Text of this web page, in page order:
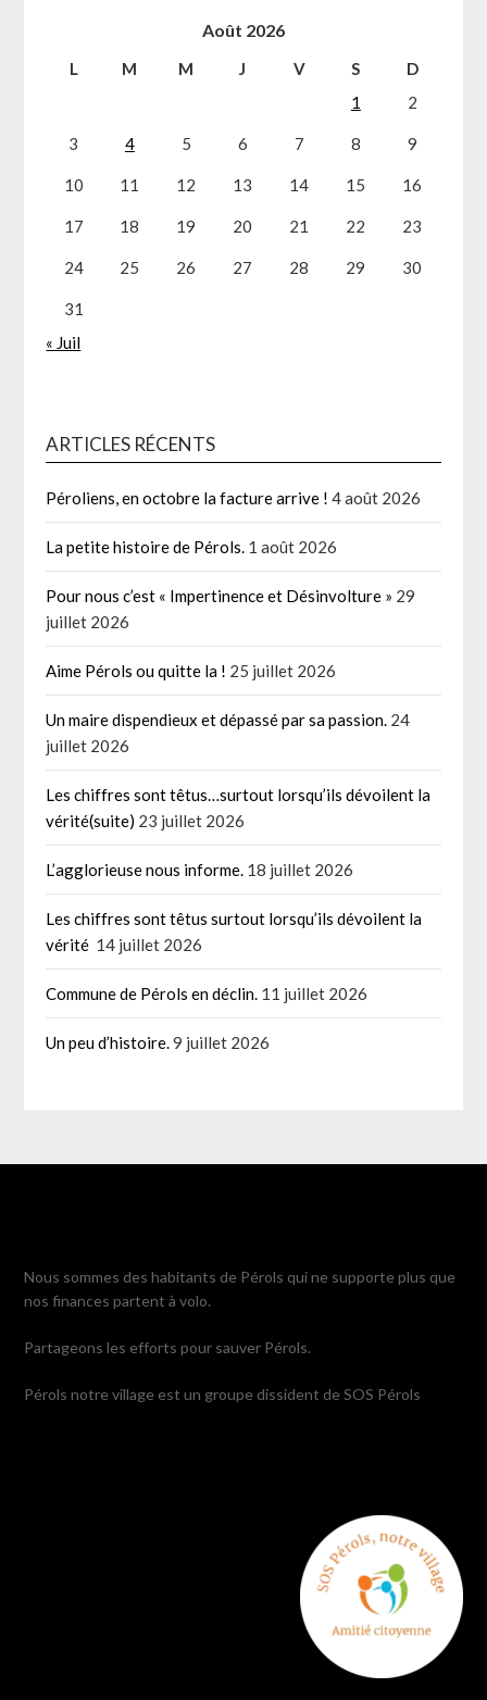
Août 2026
L M M J V S
D
1
2
3 4 5 6 7 8 9
10 11 12 13 14 15 16
17 18 19 20 21 22 23
24 25 26 27 28 29 30
31
« Juil
ARTICLES RÉCENTS
Péroliens, en octobre la facture arrive ! 4 août 2026
La petite histoire de Pérols. 1 août 2026
Pour nous c’est « Impertinence et Désinvolture » 29
juillet 2026
Aime Pérols ou quitte la ! 25 juillet 2026
Un maire dispendieux et dépassé par sa passion. 24
juillet 2026
Les chiffres sont têtus…surtout lorsqu’ils dévoilent la
vérité(suite) 23 juillet 2026
L’agglorieuse nous informe. 18 juillet 2026
Les chiffres sont têtus surtout lorsqu’ils dévoilent la
vérité 14 juillet 2026
Commune de Pérols en déclin. 11 juillet 2026
Un peu d’histoire.9 juillet 2026
Nous sommes des habitants de Pérols qui ne supporte plus que
nos finances partent à volo.
Partageons les efforts pour sauver Pérols.
Pérols notre village est un groupe dissident de SOS Pérols